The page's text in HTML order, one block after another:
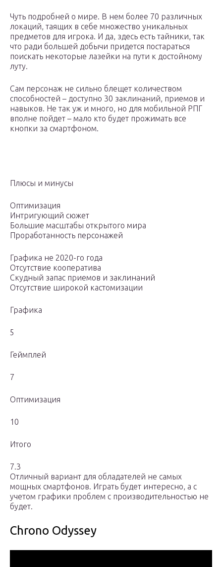
Чуть подробней о мире. В нем более 70 различных
локаций, таящих в себе множество уникальных
предметов для игрока. И да, здесь есть тайники, так
что ради большей добычи придется постараться
поискать некоторые лазейки на пути к достойному
луту.
Сам персонаж не сильно блещет количеством
способностей – доступно 30 заклинаний, приемов и
навыков. Не так уж и много, но для мобильной РПГ
вполне пойдет – мало кто будет прожимать все
кнопки за смартфоном.
Плюсы и минусы
Оптимизация
Интригующий сюжет
Большие масштабы открытого мира
Проработанность персонажей
Графика не 2020-го года
Отсутствие кооператива
Скудный запас приемов и заклинаний
Отсутствие широкой кастомизации
Графика
5
Геймплей
7
Оптимизация
10
Итого
7.3
Отличный вариант для обладателей не самых
мощных смартфонов. Играть будет интересно, а с
учетом графики проблем с производительностью не
будет.
Chrono Odyssey